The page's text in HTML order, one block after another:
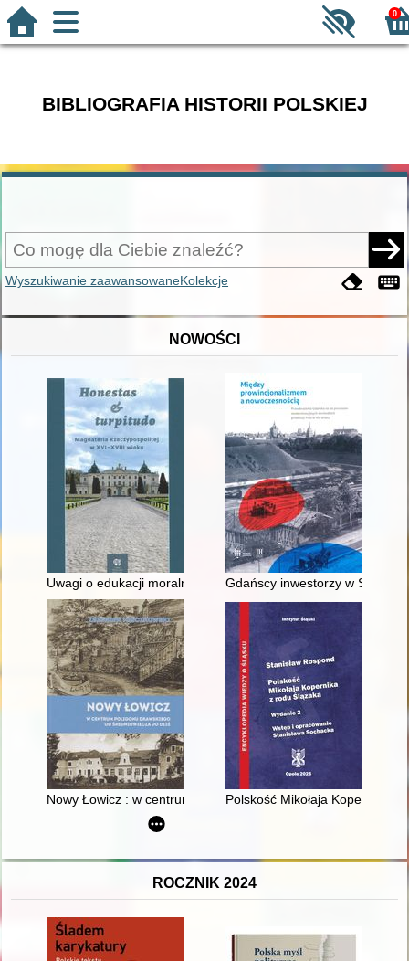
0
BIBLIOGRAFIA HISTORII POLSKIEJ
Wyszukiwanie zaawansowaneKolekcje
NOWOŚCI
Uwagi o edukacji moralnej synów szlacheckich w XVI-
Gdańscy inwestorzy w
Nowy Łowicz : w centrum poligonu drawskiego od
Polskość Mikołaja Kopernika z
ROCZNIK 2024